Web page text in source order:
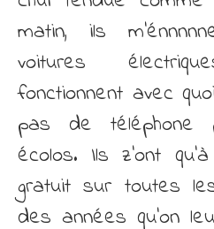
matin, ils
voitures
fonctionnent avec
pas de téléphone
écolos. Ils z’ont
gratuit sur toutes
des années qu’on